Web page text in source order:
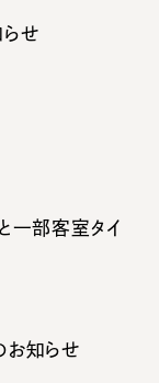
らせ
一部客室タイ
お知らせ